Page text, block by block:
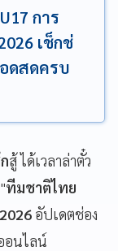
การ
เช็กช่
ดสดครบ
สู้ ได้เวลาล่าตั๋ว
ทีมชาติไทย
อัปเดตช่อง
อนไลน์